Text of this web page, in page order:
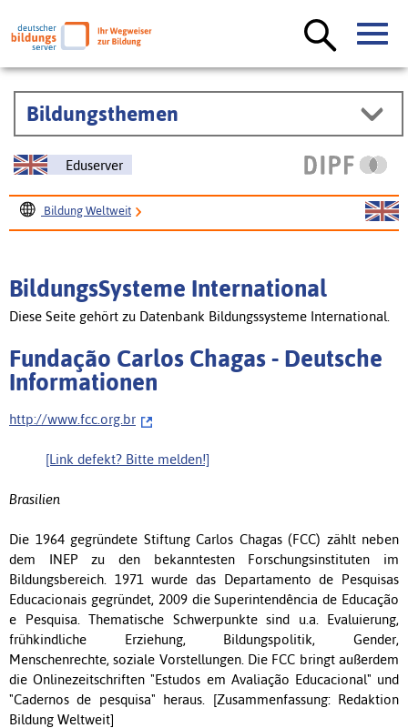
Bildungsthemen
Eduserver
Bildung Weltweit
BildungsSysteme International
Diese Seite gehört zu Datenbank Bildungssysteme International.
Fundação Carlos Chagas - Deutsche
Informationen
http://www.fcc.org.br
[Link defekt? Bitte melden!]
Brasilien
Die 1964 gegründete Stiftung Carlos Chagas (FCC) zählt neben
dem INEP zu den bekanntesten Forschungsinstituten im
Bildungsbereich. 1971 wurde das Departamento de Pesquisas
Educacionais gegründet, 2009 die Superintendência de Educação
e Pesquisa. Thematische Schwerpunkte sind u.a. Evaluierung,
frühkindliche Erziehung, Bildungspolitik, Gender,
Menschenrechte, soziale Vorstellungen. Die FCC bringt außerdem
die Onlinezeitschriften "Estudos em Avaliação Educacional" und
"Cadernos de pesquisa" heraus. [Zusammenfassung: Redaktion
Bildung Weltweit]